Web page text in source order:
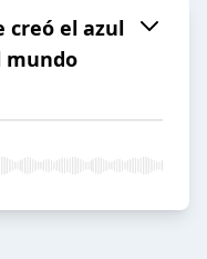
creó el azul
mundo